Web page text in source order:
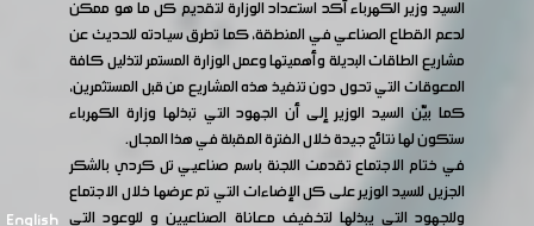
السيد وزير الكهرباء أكد استعداد الوزارة لتقديم كل ما هو ممكن
لدعم القطاع الصناعي في المنطقة، كما تطرق سيادته للحديث عن
مشاريع الطاقات البديلة وأهميتها وعمل الوزارة المستمر لتذليل كافة
المعوقات التي تحول دون تنفيذ هذه المشاريع من قبل المستثمرين،
كما بيّن السيد الوزير إلى أن الجهود التي تبذلها وزارة الكهرباء
ستكون لها نتائج جيدة خلال الفترة المقبلة في هذا المجال.
في ختام الاجتماع تقدمت اللجنة باسم صناعيي تل كردي بالشكر
الجزيل للسيد الوزير على كل الإضاءات التي تم عرضها خلال الاجتماع
وللجهود التي يبذلها لتخفيف معاناة الصناعيين و للوعود التي